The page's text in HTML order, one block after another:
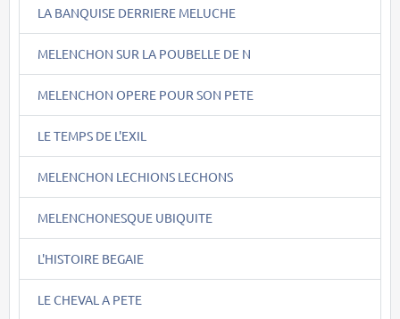
LA BANQUISE DERRIERE MELUCHE
MELENCHON SUR LA POUBELLE DE N
MELENCHON OPERE POUR SON PETE
LE TEMPS DE L'EXIL
MELENCHON LECHIONS LECHONS
MELENCHONESQUE UBIQUITE
L'HISTOIRE BEGAIE
LE CHEVAL A PETE